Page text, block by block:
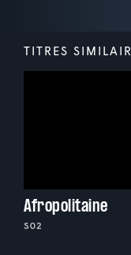
TITRES
Afropolitaine
S02